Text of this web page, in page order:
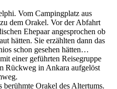
Vom Campingplatz aus
dem Orakel. Vor der Abfahrt
Ehepaar angesprochen ob
hätten. Sie erzählten dann das
schon gesehen hätten…
einer geführten Reisegruppe
Rückweg in Ankara aufgelöst
Orakel des Altertums.